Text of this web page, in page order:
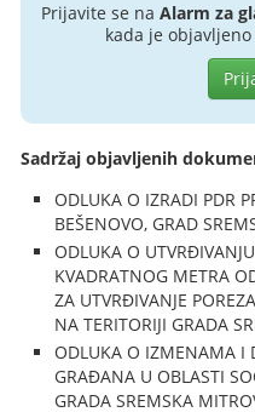
Prijavite se na Alarm za
kada je
Sadržaj objavljenih
ODLUKA O IZRADI PDR
BEŠENOVO, GRAD
ODLUKA O
KVADRATNOG METRA
ZA UTVRĐIVANJE
NA TERITORIJI GRADA
ODLUKA O IZMENAMA I
GRAĐANA U OBLASTI
GRADA SREMSKA